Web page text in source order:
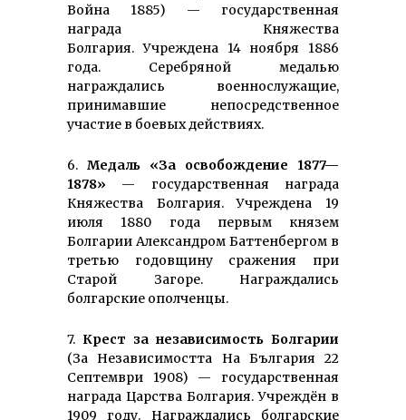
Война 1885) — государственная
награда Княжества
Болгария. Учреждена 14 ноября 1886
года. Серебряной медалью
награждались военнослужащие,
принимавшие непосредственное
участие в боевых действиях.
6. Медаль «За освобождение 1877—
1878» — государственная награда
Княжества Болгария. Учреждена 19
июля 1880 года первым князем
Болгарии Александром Баттенбергом в
третью годовщину сражения при
Старой Загоре. Награждались
болгарские ополченцы.
7. Крест за независимость Болгарии
(За Независимостта На България 22
Септември 1908) — государственная
награда Царства Болгария. Учреждён в
1909 году. Награждались болгарские